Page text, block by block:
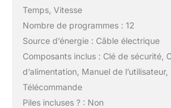
Temps, Vitesse
Nombre de programmes : 12
Source d’énergie : Câble électrique
Composants inclus : Clé de sécurité,
d’alimentation, Manuel de l’utilisateur,
Télécommande
Piles incluses ? : Non